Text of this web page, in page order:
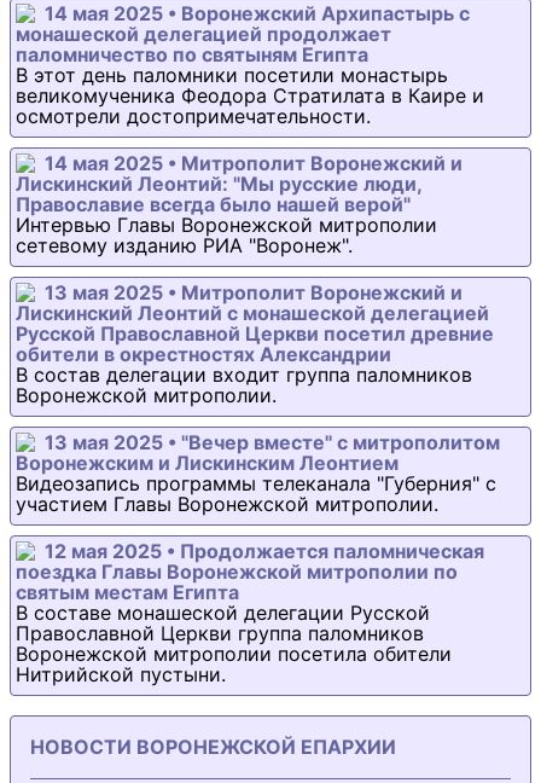
14 мая 2025 • Воронежский Архипастырь с
монашеской делегацией продолжает
паломничество по святыням Египта
В этот день паломники посетили монастырь
великомученика Феодора Стратилата в Каире и
осмотрели достопримечательности.
14 мая 2025 • Митрополит Воронежский и
Лискинский Леонтий: "Мы русские люди,
Православие всегда было нашей верой"
Интервью Главы Воронежской митрополии
сетевому изданию РИА "Воронеж".
13 мая 2025 • Митрополит Воронежский и
Лискинский Леонтий с монашеской делегацией
Русской Православной Церкви посетил древние
обители в окрестностях Александрии
В состав делегации входит группа паломников
Воронежской митрополии.
13 мая 2025 • "Вечер вместе" с митрополитом
Воронежским и Лискинским Леонтием
Видеозапись программы телеканала "Губерния" с
участием Главы Воронежской митрополии.
12 мая 2025 • Продолжается паломническая
поездка Главы Воронежской митрополии по
святым местам Египта
В составе монашеской делегации Русской
Православной Церкви группа паломников
Воронежской митрополии посетила обители
Нитрийской пустыни.
НОВОСТИ ВОРОНЕЖСКОЙ ЕПАРХИИ